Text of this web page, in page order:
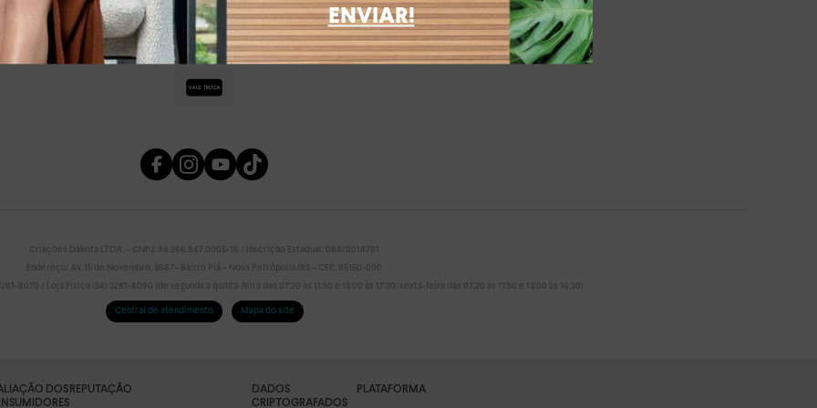
ENVIAR!
Criações Dakota LTDA. – CNPJ: 94.266.947.0005-16 / Inscrição Estadual: 084/0014791
Endereço: Av. 15 de Novembro, 3667– Bairro Piá – Nova Petrópolis/RS – CEP: 95150-000
8070 / Loja Física (54) 3281-8090 (de segunda a quinta-feira das 07:20 às 11:50 e 13:00 às 17:30; sexta-feira das 07:20 às 11:50 e 13:00 às 16:30)
Central de atendimento Mapa do site
DOS REPUTAÇÃO
DADOS
CRIPTOGRAFADOS
PLATAFORMA